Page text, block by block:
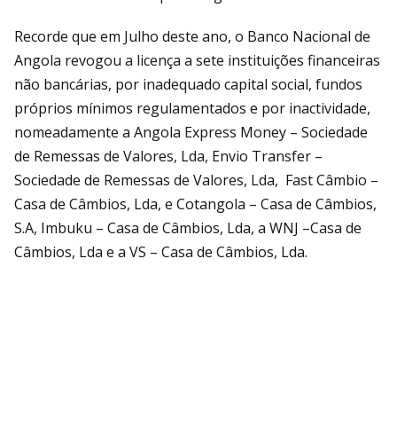
Recorde que em Julho deste ano, o Banco Nacional de
Angola revogou a licença a sete instituições financeiras
não bancárias, por inadequado capital social, fundos
próprios mínimos regulamentados e por inactividade,
nomeadamente a Angola Express Money – Sociedade
de Remessas de Valores, Lda, Envio Transfer –
Sociedade de Remessas de Valores, Lda, Fast Câmbio –
Casa de Câmbios, Lda, e Cotangola – Casa de Câmbios,
S.A, Imbuku – Casa de Câmbios, Lda, a WNJ –Casa de
Câmbios, Lda e a VS – Casa de Câmbios, Lda.